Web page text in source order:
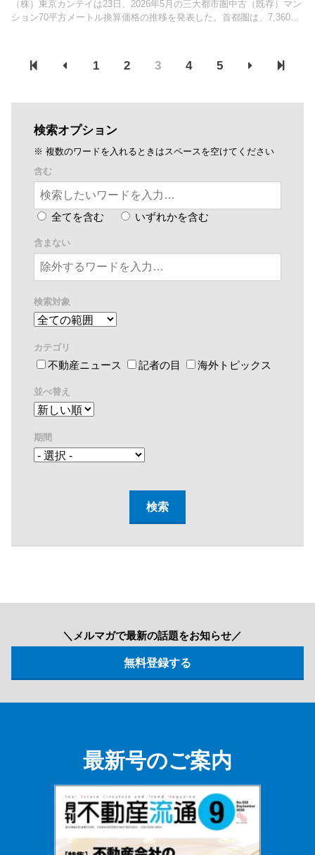
（株）東京カンテイは23日、2026年5月の三大都市圏中古（既存）マン
ション70平方メートル換算価格の推移を発表した。首都圏は、7,360万
1 2 3 4 5
検索オプション
※ 複数のワードを入れるときはスペースを空けてください
含む
全てを含む いずれかを含む
含まない
検索対象
カテゴリ
不動産ニュース 記者の目 海外トピックス
並べ替え
期間
＼メルマガで最新の話題をお知らせ／
最新号のご案内